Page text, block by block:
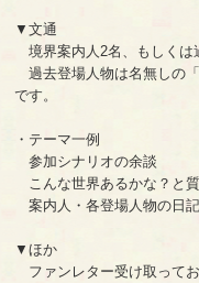
▼文通
境界案内人2名、もしくは
過去登場人物は名無しの
です。
・テーマ一例
参加シナリオの余談
こんな世界あるかな？と
案内人・各登場人物の日
▼ほか
ファンレター受け取って